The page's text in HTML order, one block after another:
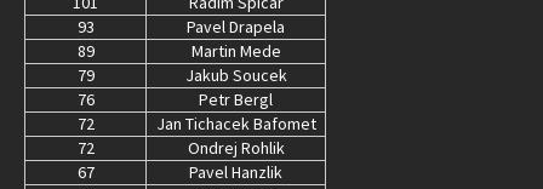
93
Pavel Drapela
89
Martin Mede
79
Jakub Soucek
76
Petr Bergl
72
Jan Tichacek Bafomet
72
Ondrej Rohlik
67
Pavel Hanzlik